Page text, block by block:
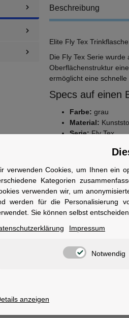
Beschreibung
Elite Fly Tex
Die Fly Tex Serie
Oberflächenstruktur
ermöglicht eine
Specs auf einen
Farbe: grau
Material:
Serie:Fly Tex
Besonderheit:
Fuer wen
Ideal für Rennradfahrer
Hydrierung suchen.
Merkmale
verwenden Cookies, um Ihnen ein
Kategorien
verwenden wir, um
werden für die Personalisierung
Sie können selbst
Impressum
Notwendig
anzeigen